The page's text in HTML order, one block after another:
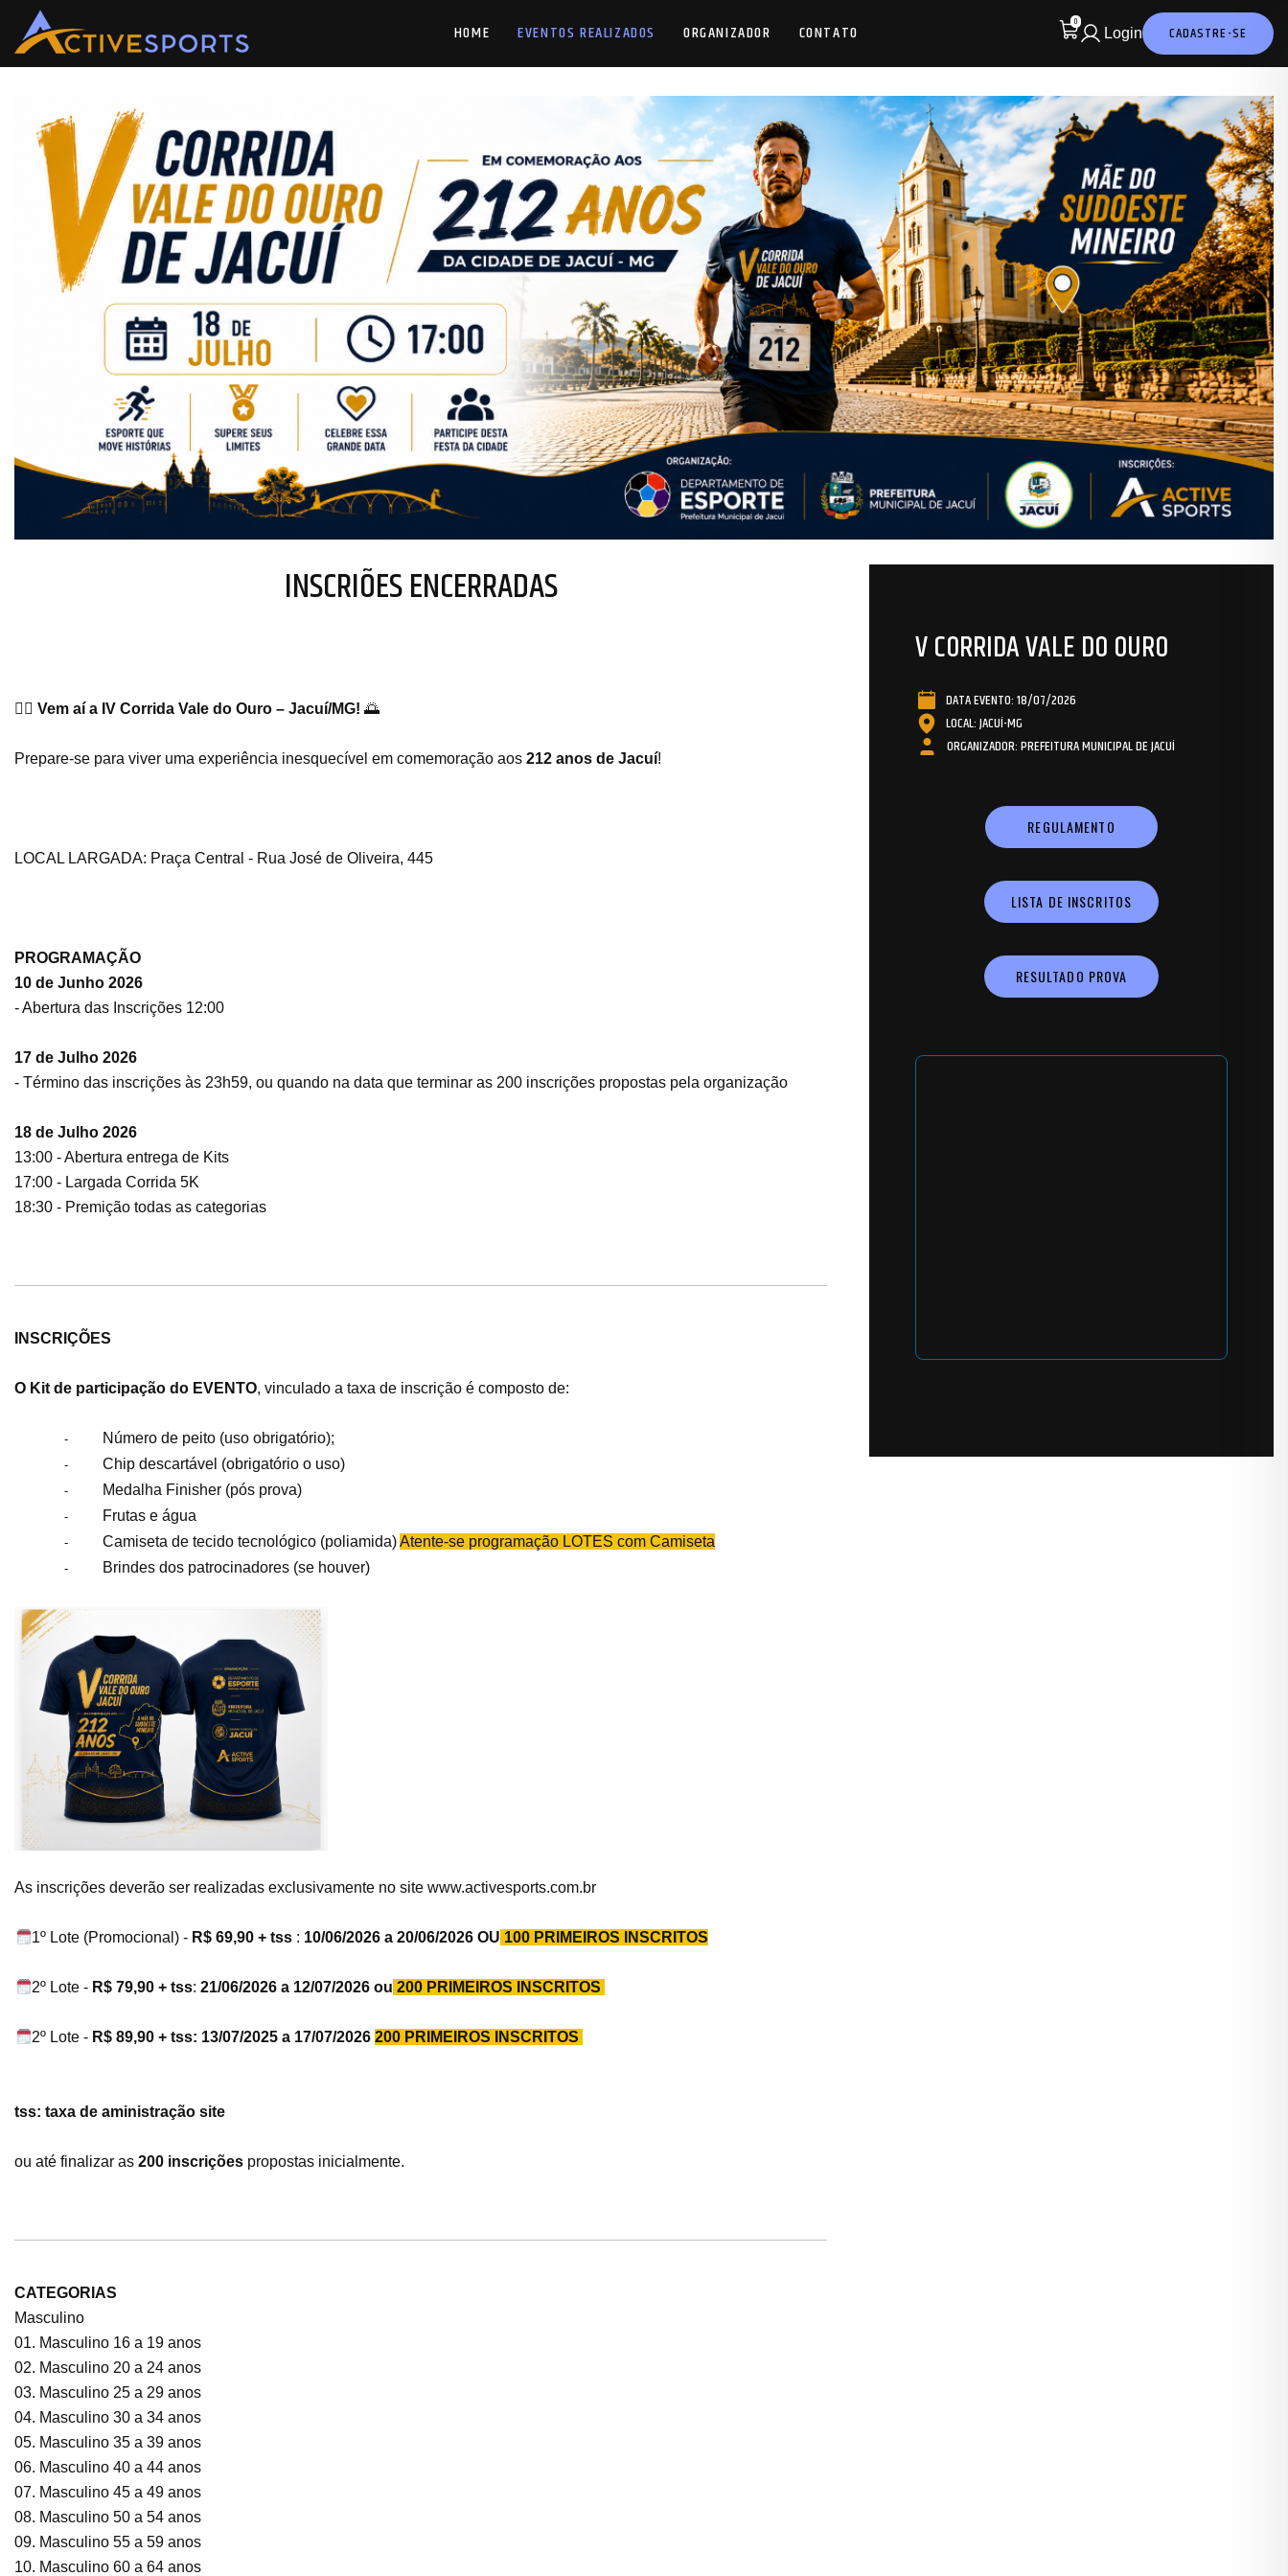
HOME EVENTOS REALIZADOS ORGANIZADOR CONTATO 0
Login CADASTRE-SE
INSCRIÕES ENCERRADAS
🏃‍♂️ Vem aí a IV Corrida Vale do Ouro – Jacuí/MG! 🌅
Prepare-se para viver uma experiência inesquecível em comemoração aos 212 anos de Jacuí!
LOCAL LARGADA: Praça Central - Rua José de Oliveira, 445
PROGRAMAÇÃO
10 de Junho 2026
- Abertura das Inscrições 12:00
17 de Julho 2026
- Término das inscrições às 23h59, ou quando na data que terminar as 200 inscrições propostas pela organização
18 de Julho 2026
13:00 - Abertura entrega de Kits
17:00 - Largada Corrida 5K
18:30 - Premição todas as categorias
INSCRIÇÕES
O Kit de participação do EVENTO, vinculado a taxa de inscrição é composto de:
- Número de peito (uso obrigatório);
- Chip descartável (obrigatório o uso)
- Medalha Finisher (pós prova)
- Frutas e água
- Camiseta de tecido tecnológico (poliamida)Atente-se programação LOTES com Camiseta
- Brindes dos patrocinadores (se houver)
As inscrições deverão ser realizadas exclusivamente no site www.activesports.com.br
1º Lote (Promocional) - R$ 69,90 + tss : 10/06/2026 a 20/06/2026 OU 100 PRIMEIROS INSCRITOS
2º Lote - R$ 79,90 + tss:21/06/2026 a 12/07/2026 ou 200 PRIMEIROS INSCRITOS
2º Lote - R$ 89,90 + tss: 13/07/2025 a 17/07/2026200 PRIMEIROS INSCRITOS
tss: taxa de aministração site
ou até finalizar as 200 inscrições propostas inicialmente.
CATEGORIAS
Masculino
01. Masculino 16 a 19 anos
02. Masculino 20 a 24 anos
03. Masculino 25 a 29 anos
04. Masculino 30 a 34 anos
05. Masculino 35 a 39 anos
06. Masculino 40 a 44 anos
07. Masculino 45 a 49 anos
08. Masculino 50 a 54 anos
09. Masculino 55 a 59 anos
10. Masculino 60 a 64 anos
V CORRIDA VALE DO OURO
DATA EVENTO: 18/07/2026
LOCAL: JACUÍ-MG
ORGANIZADOR: PREFEITURA MUNICIPAL DE JACUÍ
REGULAMENTO
LISTA DE INSCRITOS
RESULTADO PROVA